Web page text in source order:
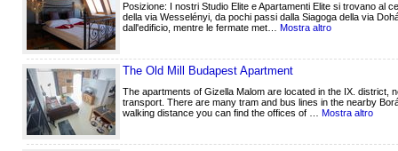
Posizione: I nostri Studio Elite e Apartamenti Elite si trovano al
della via Wesselényi, da pochi passi dalla Siagoga della via
dall'edificio, mentre le fermate met… Mostra altro
The Old Mill Budapest Apartment
The apartments of Gizella Malom are located in the IX.
transport. There are many tram and bus lines in the nearby
walking distance you can find the offices of … Mostra altro